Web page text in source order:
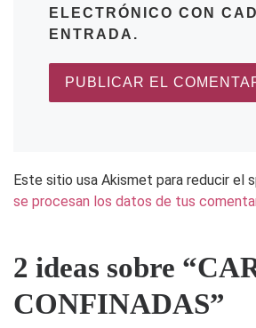
ELECTRÓNICO CON
ENTRADA.
Este sitio usa Akismet para reducir el
se procesan los datos de tus
2 ideas sobre
CONFINADAS”